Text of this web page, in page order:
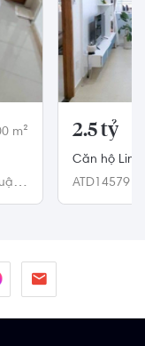
m² 2.5 tỷ
Căn hộ Linh Tây Tower hướng Tây Nam, diện
tích 88 m²
ATD145791